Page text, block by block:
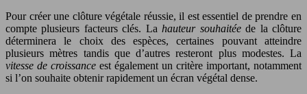
Pour créer une clôture végétale réussie, il est essentiel de prendre en
compte plusieurs facteurs clés. Lahauteur souhaitéede la clôture
déterminera le choix des espèces, certaines pouvant atteindre
plusieurs mètres tandis que d’autres resteront plus modestes. La
vitesse de croissance est également un critère important, notamment
si l’on souhaite obtenir rapidement un écran végétal dense.